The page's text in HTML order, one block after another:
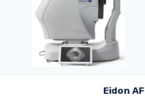
Eidon AF